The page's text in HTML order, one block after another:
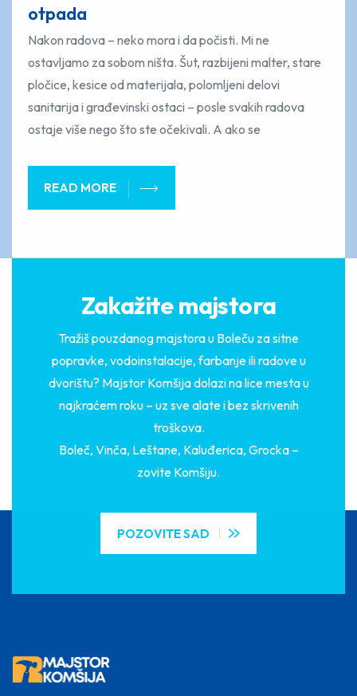
otpada
Nakon radova – neko mora i da počisti. Mi ne
ostavljamo za sobom ništa. Šut, razbijeni malter, stare
pločice, kesice od materijala, polomljeni delovi
sanitarija i građevinski ostaci – posle svakih radova
ostaje više nego što ste očekivali. A ako se
READ MORE
Zakažite majstora
Tražiš pouzdanog majstora u Boleču za sitne
popravke, vodoinstalacije, farbanje ili radove u
dvorištu? Majstor Komšija dolazi na lice mesta u
najkraćem roku – uz sve alate i bez skrivenih
troškova.
Boleč, Vinča, Leštane, Kaluđerica, Grocka –
zovite Komšiju.
POZOVITE SAD